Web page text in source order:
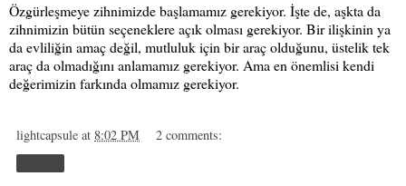
Özgürleşmeye zihnimizde başlamamız gerekiyor. İşte de, aşkta da
zihnimizin bütün seçeneklere açık olması gerekiyor. Bir ilişkinin ya
da evliliğin amaç değil, mutluluk için bir araç olduğunu, üstelik tek
araç da olmadığını anlamamız gerekiyor. Ama en önemlisi kendi
değerimizin farkında olmamız gerekiyor.
lightcapsule at 8:02 PM 2 comments: